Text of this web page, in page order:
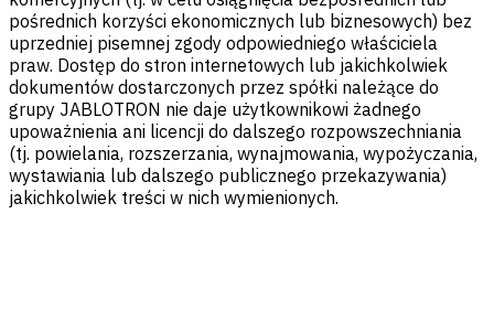
pośrednich korzyści ekonomicznych lub biznesowych) bez
uprzedniej pisemnej zgody odpowiedniego właściciela
praw. Dostęp do stron internetowych lub jakichkolwiek
dokumentów dostarczonych przez spółki należące do
grupy JABLOTRON nie daje użytkownikowi żadnego
upoważnienia ani licencji do dalszego rozpowszechniania
(tj. powielania, rozszerzania, wynajmowania, wypożyczania,
wystawiania lub dalszego publicznego przekazywania)
jakichkolwiek treści w nich wymienionych.